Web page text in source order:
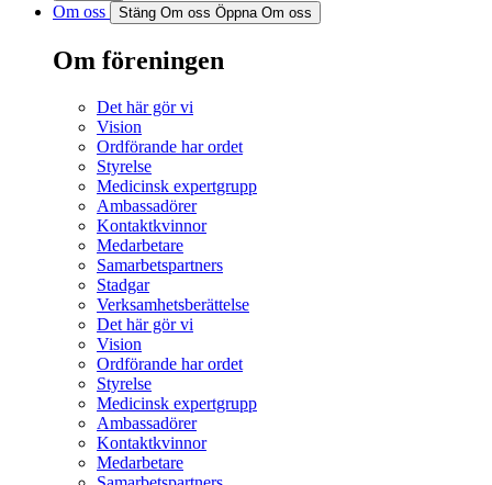
Om oss Stäng Om oss Öppna Om oss
Om föreningen
Det här gör vi
Vision
Ordförande har ordet
Styrelse
Medicinsk expertgrupp
Ambassadörer
Kontaktkvinnor
Medarbetare
Samarbetspartners
Stadgar
Verksamhetsberättelse
Det här gör vi
Vision
Ordförande har ordet
Styrelse
Medicinsk expertgrupp
Ambassadörer
Kontaktkvinnor
Medarbetare